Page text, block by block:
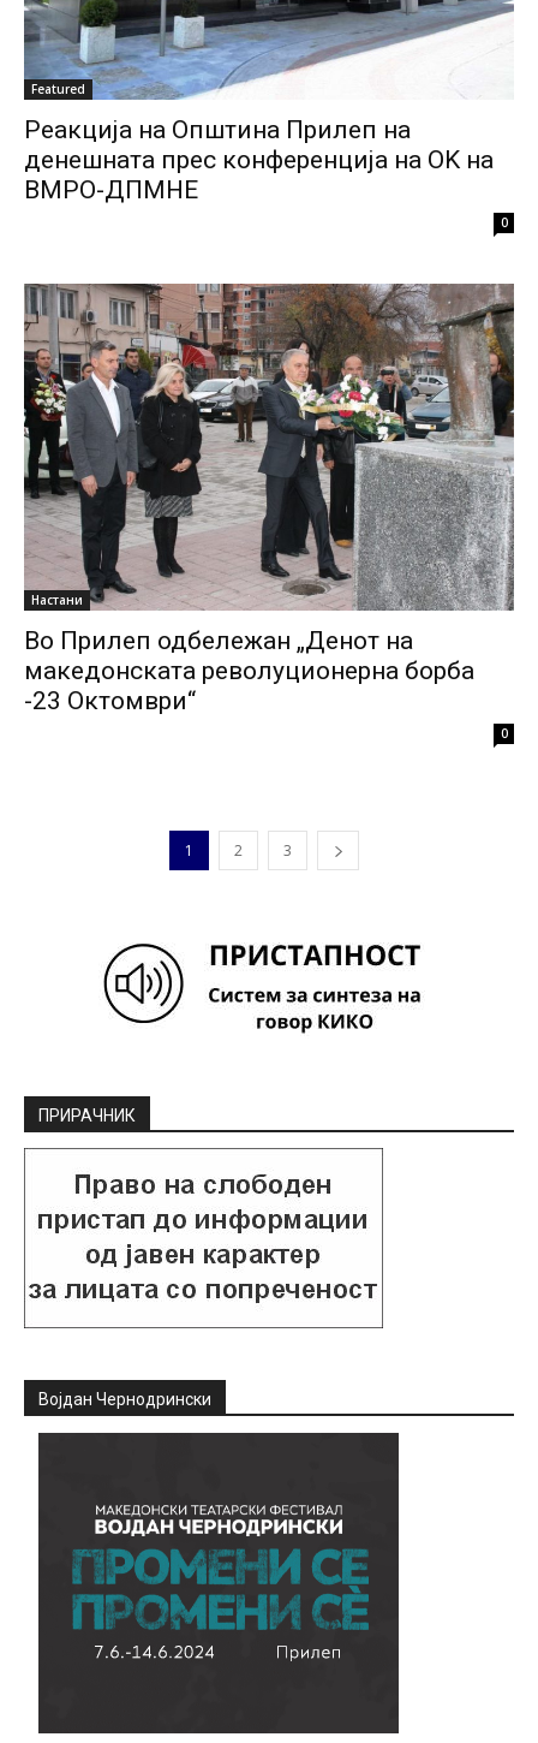
Featured
Реакција на Општина Прилеп на
денешната прес конференција на ОK на
ВМРО-ДПМНЕ
0
Настани
Во Прилеп одбележан „Денот на
македонската револуционерна борба
-23 Октомври“
0
1 2 3
ПРИРАЧНИК
Војдан Чернодрински